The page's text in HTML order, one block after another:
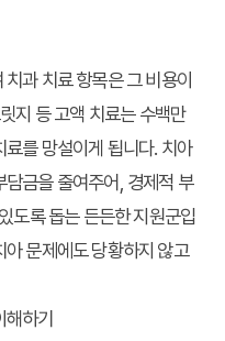
과 치료 항목은 그 비용이
지 등 고액 치료는 수백만
를 망설이게 됩니다. 치아
금을 줄여주어, 경제적 부
도록 돕는 든든한 지원군입
문제에도 당황하지 않고
하기